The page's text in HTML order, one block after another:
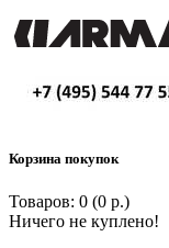
Корзина покупок
Товаров: 0 (0 р.)
Ничего не куплено!